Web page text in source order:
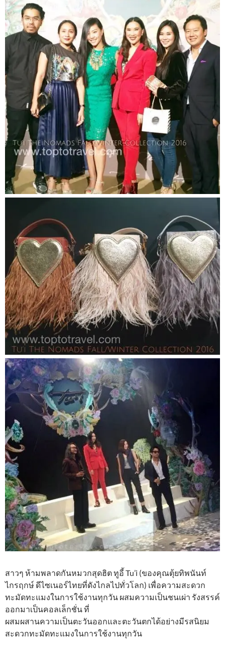
สาวๆ ห้ามพลาดกันหมวกสุดฮิต ทูอี้ Tu’i (ของคุณตุ้ยทิพนันท์
ไกรฤกษ์ ดีไซเนอร์ไทยที่ดังไกลไปทั่วโลก) เพื่อความสะดวก
ทะมัดทะแมงในการใช้งานทุกวัน ผสมความเป็นชนเผ่า รังสรรค์
ออกมาเป็นคอลเล็กชั่น ที่
ผสมผสานความเป็นตะวันออกและตะวันตกได้อย่างมีรสนิยม
สะดวกทะมัดทะแมงในการใช้งานทุกวัน